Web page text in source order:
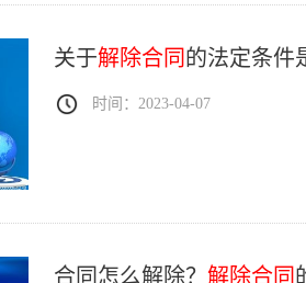
关于解除合同 的法定条件
时间：2023-04-07
合同怎么解除？ 解除合同